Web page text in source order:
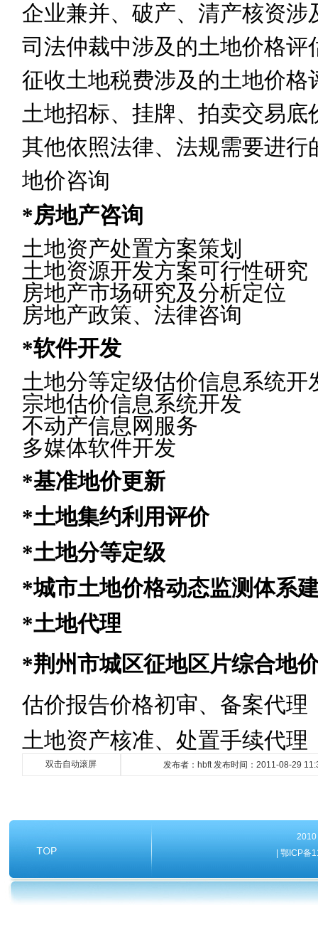
企业兼并、破产、清产核资涉
司法仲裁中涉及的土地价格评
征收土地税费涉及的土地价格
土地招标、挂牌、拍卖交易底
其他依照法律、法规需要进行
地价咨询
*房地产咨询
土地资产处置方案策划
土地资源开发方案可行性研究
房地产市场研究及分析定位
房地产政策、法律咨询
*软件开发
土地分等定级估价信息系统开
宗地估价信息系统开发
不动产信息网服务
多媒体软件开发
*基准地价更新
*土地集约利用评价
*土地分等定级
*城市土地价格动态监测体系
*土地代理
*荆州市城区征地区片综合地
估价报告价格初审、备案代理
土地资产核准、处置手续代理
双击自动滚屏 发布者：hbft 发布时间：2011-08-29
2010
| 鄂ICP